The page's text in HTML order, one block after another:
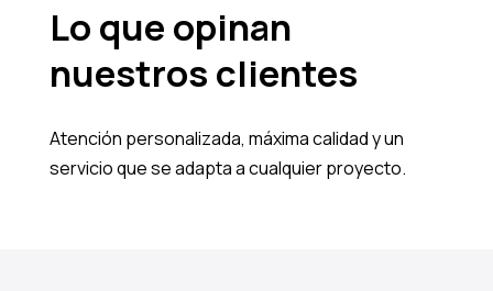
Lo que opinan
nuestros clientes
Atención personalizada, máxima calidad y un
servicio que se adapta a cualquier proyecto.